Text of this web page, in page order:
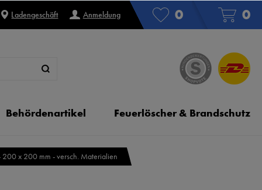
Ladengeschäft Anmeldung 0 0
Behördenartikel Feuerlöscher & Brandschutz
200 x 200 mm - versch. Materialien